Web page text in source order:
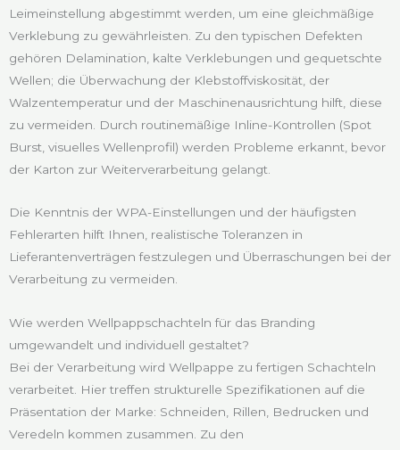
Leimeinstellung abgestimmt werden, um eine gleichmäßige
Verklebung zu gewährleisten. Zu den typischen Defekten
gehören Delamination, kalte Verklebungen und gequetschte
Wellen; die Überwachung der Klebstoffviskosität, der
Walzentemperatur und der Maschinenausrichtung hilft, diese
zu vermeiden. Durch routinemäßige Inline-Kontrollen (Spot
Burst, visuelles Wellenprofil) werden Probleme erkannt, bevor
der Karton zur Weiterverarbeitung gelangt.
Die Kenntnis der WPA-Einstellungen und der häufigsten
Fehlerarten hilft Ihnen, realistische Toleranzen in
Lieferantenverträgen festzulegen und Überraschungen bei der
Verarbeitung zu vermeiden.
Wie werden Wellpappschachteln für das Branding
umgewandelt und individuell gestaltet?
Bei der Verarbeitung wird Wellpappe zu fertigen Schachteln
verarbeitet. Hier treffen strukturelle Spezifikationen auf die
Präsentation der Marke: Schneiden, Rillen, Bedrucken und
Veredeln kommen zusammen. Zu den